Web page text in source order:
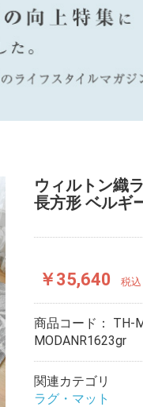
ウィルトン織
長方形 ベルギ
￥35,640 税込
商品コード： TH-
MODANR1623gr
関連カテゴリ
ラグ・マット